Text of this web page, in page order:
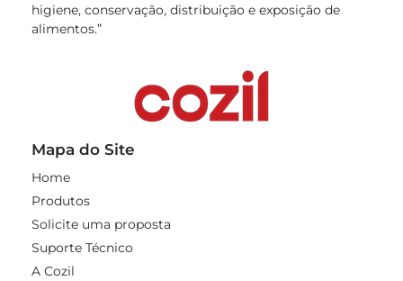
higiene, conservação, distribuição e exposição de
alimentos.”
Mapa do Site
Home
Produtos
Solicite uma proposta
Suporte Técnico
A Cozil